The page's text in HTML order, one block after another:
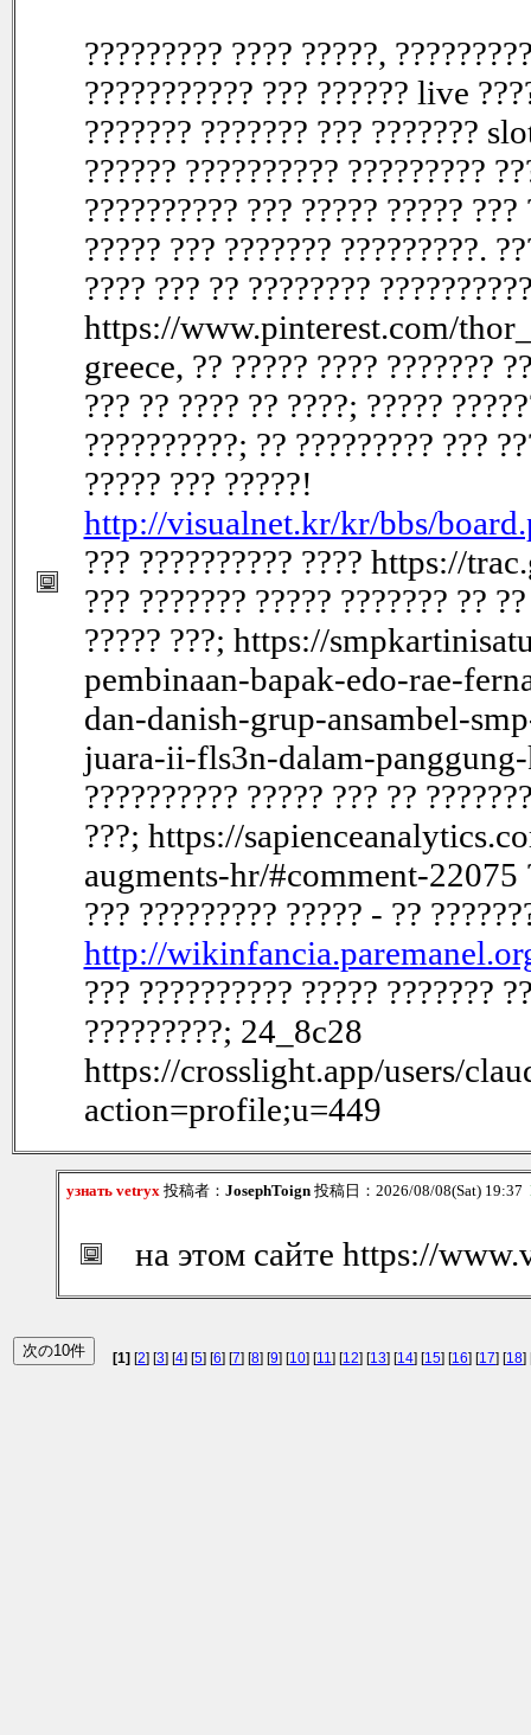
????????? ???? ?????,
??????????? ??? ?????? live
??????? ??????? ??? ???????
?????? ?????????? ?????????
?????????? ??? ????? ?????
????? ??? ??????? ?????????.
???? ??? ?? ????????
https://www.pinterest.com/
greece, ?? ????? ???? ???????
??? ?? ???? ?? ????; ?????
??????????; ?? ????????? ???
????? ??? ?????!
http://visualnet.kr/kr/bbs/
??? ?????????? ???? https://
??? ??????? ????? ??????? ??
????? ???; https://
pembinaan-bapak-edo-rae-
dan-danish-grup-ansambel-
juara-ii-fls3n-dalam-
?????????? ????? ??? ??
???; https://
augments-hr/#comment-22075
??? ????????? ????? - ??
http://
??? ?????????? ????? ???????
?????????; 24_8c28
https://crosslight.app/users/
action=profile;u=449
узнать vetryx 投稿者： JosephToign 投稿日：2026/08/08(Sat) 19:37
на этом сайте https://
[1] [2] [3] [4] [5] [6] [7] [8] [9] [10] [11] [12] [13] [14] [15] [16] [17] [18]